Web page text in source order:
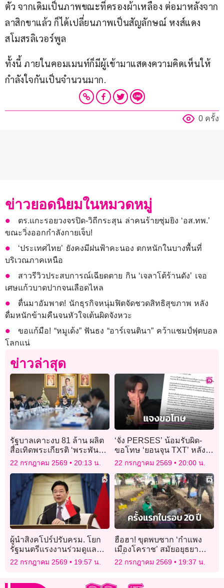
ตัว จากเดิมเป็นภาพขณะที่ครองผ้าเหลือง ต่อมาหลังจาก
ลาสิกขาแล้ว ก็ได้เปลี่ยนภาพเป็นสัญลักษณ์ หงส์แดง
สโมสรลิเวอร์พูล
ทั้งนี้ ภายในคอมเมนท์ก็มีผู้เข้ามาแสดงความคิดเห็นให้
กำลังใจกันเป็นจำนวนมาก.
0 ครั้ง
ข่าวยอดนิยมในหมวดหมู่
ตร.แกะรอยวงจรปิด-วิถีกระสุน ล่าคนร้ายซุ่มยิง ‘อส.ทพ.’
ขณะวิ่งออกกำลังกายเจ็บ!
‘ประเทศไทย’ ยังคงมีฝนฟ้าคะนอง ตกหนักในบางพื้นที่
บริเวณภาคเหนือ
สาวรีวิวประสบการณ์เฉียดตาย กิน ‘เจลาโต้ร้านดัง’ เจอ
เศษแก้วบาดปากจนเลือดไหล
ตื่นมาอัมพาต! นักธุรกิจหนุ่มฟิตจัดชวดสิทธิสุขภาพ หลัง
ดื่มหนักข้ามคืนจนหัวใจเต้นผิดจังหวะ
ขอแก้มือ! “หมูเด้ง” ฟันธง “อาร์เจนตินา” คว้าแชมป์ฟุตบอล
โลกแน่
ข่าวล่าสุด
รัฐบาลเคาะงบ 81 ล้าน ผลิต
สื่อเทิดพระเกียรติ ‘พระพันปี
หลวง’
22 กรกฎาคม 2569 20:13 น.
‘จั๋ง PERSES’ น้อมรับผิด-
ขอโทษ ‘ยอนจุน TXT’ หลัง
ปล่อยภาพโปรโมตโซโล่
คล้าย ยันไร้เจตนาก็อปปี้
22 กรกฎาคม 2569 20:00 น.
ผู้นำสิงคโปร์ปรับครม. โยก
รัฐมนตรีแรงงานร่วมดูแล
เศรษฐกิจ
22 กรกฎาคม 2569 19:57 น.
ฮือฮา! ขุดพบซาก ‘กำแพง
เมืองโคราช’ สมัยอยุธยา
ครั้งแรกในรอบ 20 ปี บริเวณ
โนนพลล้าน
22 กรกฎาคม 2569 19:37 น.